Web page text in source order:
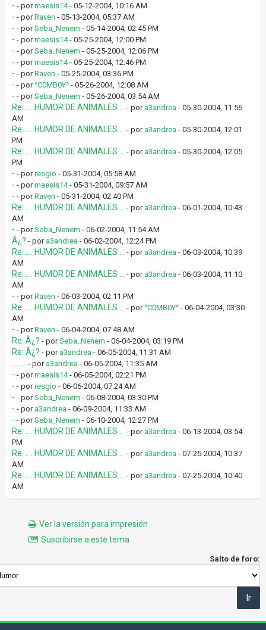
- - pormaesis14- 05-12-2004, 10:16 AM
- - porRaven - 05-13-2004, 05:37 AM
- - porSeba_Nenem - 05-14-2004, 02:45 PM
- - pormaesis14- 05-25-2004, 12:00 PM
- - porSeba_Nenem - 05-25-2004, 12:06 PM
- - pormaesis14- 05-25-2004, 12:46 PM
- - porRaven - 05-25-2004, 03:36 PM
- - por^C0MB0Y^ - 05-26-2004, 12:08 AM
- - porSeba_Nenem - 05-26-2004, 03:54 AM
Re: .... HUMOR DE ANIMALES ... - por a3andrea - 05-30-2004, 11:56
AM
Re: .... HUMOR DE ANIMALES ... - por a3andrea - 05-30-2004, 12:01
PM
Re: .... HUMOR DE ANIMALES ... - por a3andrea - 05-30-2004, 12:05
PM
- - porresgio - 05-31-2004, 05:58 AM
- - pormaesis14- 05-31-2004, 09:57 AM
- - porRaven - 05-31-2004, 02:40 PM
Re: .... HUMOR DE ANIMALES ... - por a3andrea - 06-01-2004, 10:43
AM
- - porSeba_Nenem - 06-02-2004, 11:54 AM
Â¿? - por a3andrea - 06-02-2004, 12:24 PM
Re: .... HUMOR DE ANIMALES ... - por a3andrea - 06-03-2004, 10:39
AM
Re: .... HUMOR DE ANIMALES ... - por a3andrea - 06-03-2004, 11:10
AM
- - porRaven - 06-03-2004, 02:11 PM
Re: .... HUMOR DE ANIMALES ... - por^C0MB0Y^ - 06-04-2004, 03:30
AM
- - porRaven - 06-04-2004, 07:48 AM
Re: Â¿? - porSeba_Nenem - 06-04-2004, 03:19 PM
Re: Â¿? - por a3andrea - 06-05-2004, 11:31 AM
- por a3andrea - 06-05-2004, 11:35 AM
- - pormaesis14- 06-05-2004, 02:21 PM
- - porresgio - 06-06-2004, 07:24 AM
- - porSeba_Nenem - 06-08-2004, 03:30 PM
- - por a3andrea - 06-09-2004, 11:33 AM
- - porSeba_Nenem - 06-10-2004, 12:27 PM
Re: .... HUMOR DE ANIMALES ... - por a3andrea - 06-13-2004, 03:54
PM
Re: .... HUMOR DE ANIMALES ... - por a3andrea - 07-25-2004, 10:37
AM
Re: .... HUMOR DE ANIMALES ... - por a3andrea - 07-25-2004, 10:40
AM
Ver la versión para impresión
Suscribirse a este tema
Salto de foro: